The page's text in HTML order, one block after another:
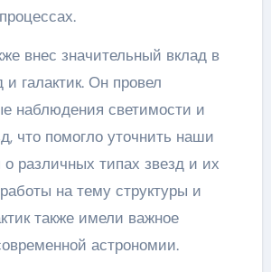
внес значительный вклад в
и галактик. Он провел
наблюдения светимости и
что помогло уточнить наши
о различных типах звезд и их
на тему структуры и
также имели важное
астрономии.